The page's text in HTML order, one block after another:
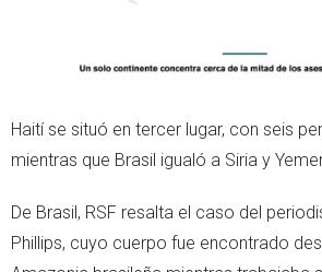
Haití se situó en tercer lugar, con seis
mientras que Brasil igualó a Siria y
De Brasil, RSF resalta el caso del
Phillips, cuyo cuerpo fue encontrado